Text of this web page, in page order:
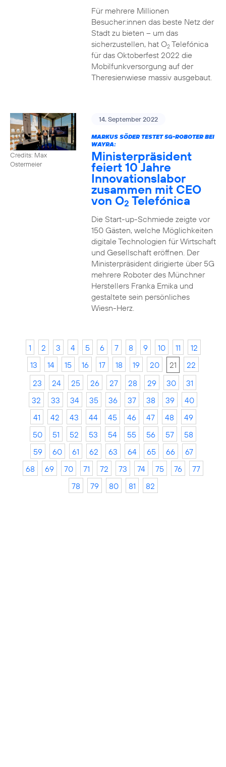
Für mehrere Millionen
Besucher:innen das beste Netz der
Stadt zu bieten – um das
sicherzustellen, hat O2Telefónica
für das Oktoberfest 2022 die
Mobilfunkversorgung auf der
Theresienwiese massiv ausgebaut.
Credits: Max
Ostermeier
14. September 2022
MARKUS SÖDER TESTET 5G-ROBOTER BEI
WAYRA:
Ministerpräsident
feiert 10 Jahre
Innovationslabor
zusammen mit CEO
von O2 Telefónica
Die Start-up-Schmiede zeigte vor
150 Gästen, welche Möglichkeiten
digitale Technologien für Wirtschaft
und Gesellschaft eröffnen. Der
Ministerpräsident dirigierte über 5G
mehrere Roboter des Münchner
Herstellers Franka Emika und
gestaltete sein persönliches
Wiesn-Herz.
1 2 3 4 5 6 7 8 9 10 11
12
13
14 15 16 17 18 19 20 21
22
23
24 25 26 27 28 29 30
31
32
33 34 35 36 37 38 39
40
41
42 43 44 45 46 47 48
49
50
51 52 53 54 55 56 57
58
59
60 61 62 63 64 65 66
67
68
69 70 71 72 73 74 75 76
77
78
79 80 81 82